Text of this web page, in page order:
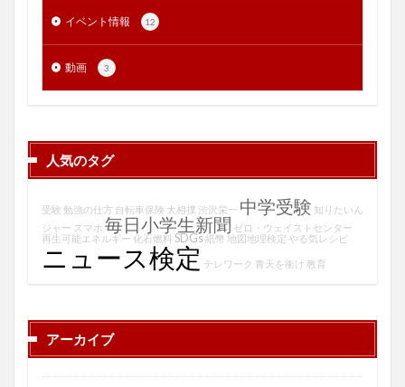
イベント情報 12
動画 3
人気のタグ
受験 勉強の仕方 自転車保険 大相撲 渋沢栄一 中学受験 知りたいん
ジャー スマホ 毎日小学生新聞 ゼロ・ウェイストセンター
再生可能エネルギー 化石燃料 SDGs紙幣 地図地理検定 やる気レシピ
ニュース検定 テレワーク 青天を衝け 教育
アーカイブ